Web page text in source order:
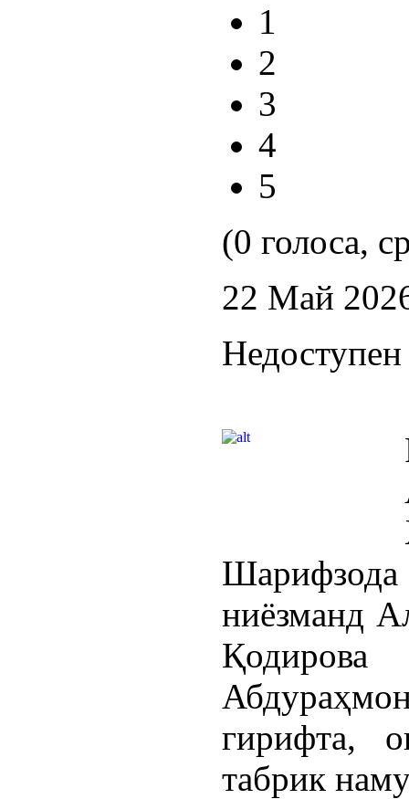
1
2
3
4
5
(0 голоса,
22 Май
ниёзманд
гирифта,
табрик